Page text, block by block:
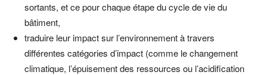
sortants, et ce pour chaque étape du cycle de vie du
bâtiment,
traduire leur impact sur l’environnement à travers
différentes catégories d’impact (comme le changement
climatique, l’épuisement des ressources ou l’acidification